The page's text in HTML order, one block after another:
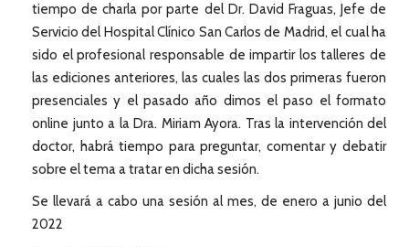
tiempo de charla por parte del Dr. David Fraguas, Jefe de
Servicio del Hospital Clínico San Carlos de Madrid, el cual ha
sido el profesional responsable de impartir los talleres de
las ediciones anteriores, las cuales las dos primeras fueron
presenciales y el pasado año dimos el paso el formato
online junto a la Dra. Miriam Ayora. Tras la intervención del
doctor, habrá tiempo para preguntar, comentar y debatir
sobre el tema a tratar en dicha sesión.
Se llevará a cabo una sesión al mes, de enero a junio del
2022